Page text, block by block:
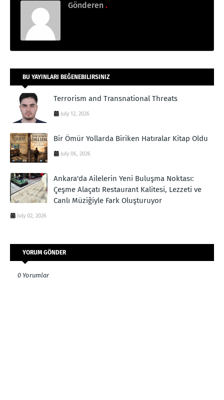
Gönderen .
BU YAYINLARI BEĞENEBILIRSINIZ
Terrorism and Transnational Threats
July 12, 2026
Bir Ömür Yollarda Biriken Hatıralar Kitap Oldu
July 06, 2026
Ankara'da Ailelerin Yeni Buluşma Noktası:
Çeşme Alaçatı Restaurant Kalitesi, Lezzeti ve
Canlı Müziğiyle Fark Oluşturuyor
July 02, 2026
YORUM GÖNDER
0 Yorumlar